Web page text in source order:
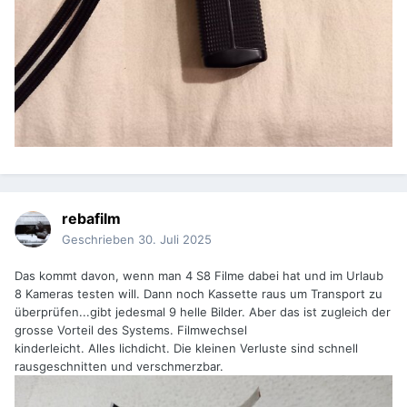
rebafilm
Geschrieben 30. Juli 2025
Das kommt davon, wenn man 4 S8 Filme dabei hat und im Urlaub
8 Kameras testen will. Dann noch Kassette raus um Transport zu
überprüfen...gibt jedesmal 9 helle Bilder. Aber das ist zugleich der
grosse Vorteil des Systems. Filmwechsel
kinderleicht. Alles lichdicht. Die kleinen Verluste sind schnell
rausgeschnitten und verschmerzbar.